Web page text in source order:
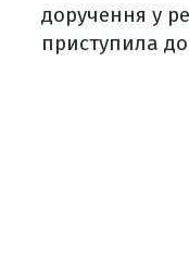
доручення у
приступила